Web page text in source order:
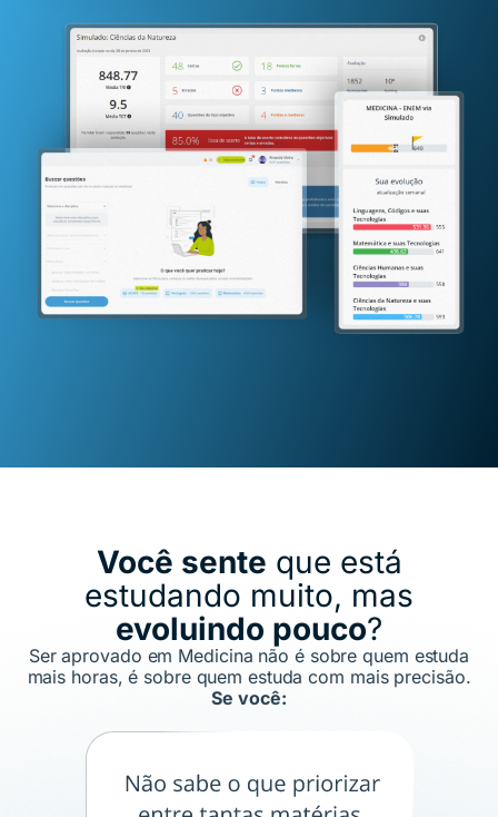
Você sente que está
estudando muito, mas
evoluindo pouco?
Ser aprovado em Medicina não é sobre quem estuda
mais horas, é sobre quem estuda com mais precisão.
Se você: